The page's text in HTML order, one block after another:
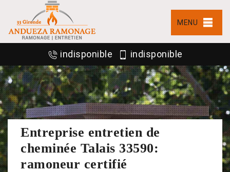
MENU
indisponible indisponible
Entreprise entretien de
cheminée Talais 33590:
ramoneur certifié